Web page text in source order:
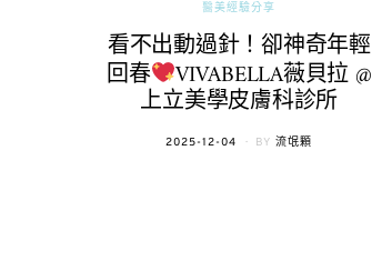
醫美經驗分享
看不出動過針！卻神奇年輕
回春 VIVABELLA薇貝拉 @
上立美學皮膚科診所
POSTED
2025-12-04 BY 流氓顆